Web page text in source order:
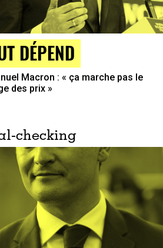
DÉPEND
Macron : « ça marche pas le
des prix »
checking